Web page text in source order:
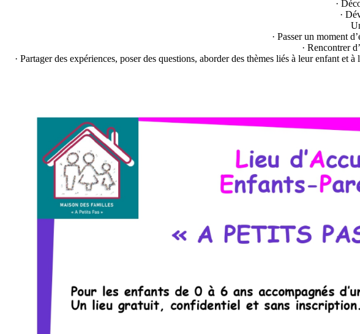
·
·
· Passer un moment
· Rencontrer
· Partager des expériences, poser des questions, aborder des thèmes liés à leur enfant et